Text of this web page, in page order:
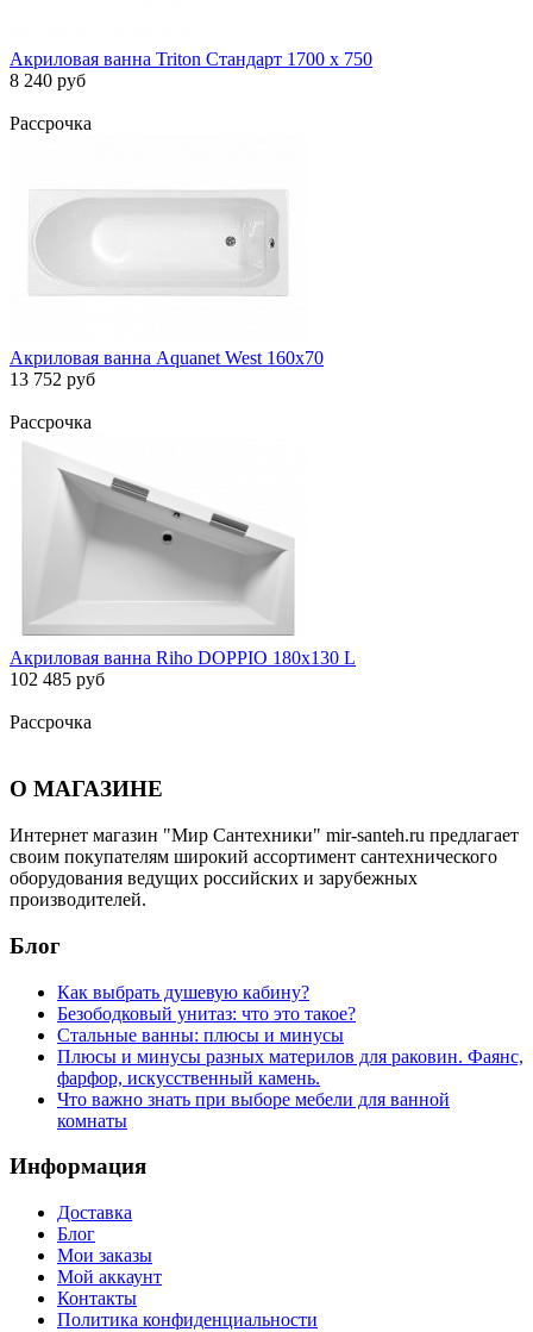
Акриловая ванна Triton Стандарт 1700 х 750
8 240 руб
Рассрочка
Акриловая ванна Aquanet West 160x70
13 752 руб
Рассрочка
Акриловая ванна Riho DOPPIO 180х130 L
102 485 руб
Рассрочка
О МАГАЗИНЕ
Интернет магазин "Мир Сантехники" mir-santeh.ru предлагает
своим покупателям широкий ассортимент сантехнического
оборудования ведущих российских и зарубежных
производителей.
Блог
Как выбрать душевую кабину?
Безободковый унитаз: что это такое?
Стальные ванны: плюсы и минусы
Плюсы и минусы разных материлов для раковин. Фаянс,
фарфор, искусственный камень.
Что важно знать при выборе мебели для ванной
комнаты
Информация
Доставка
Блог
Мои заказы
Мой аккаунт
Контакты
Политика конфиденциальности